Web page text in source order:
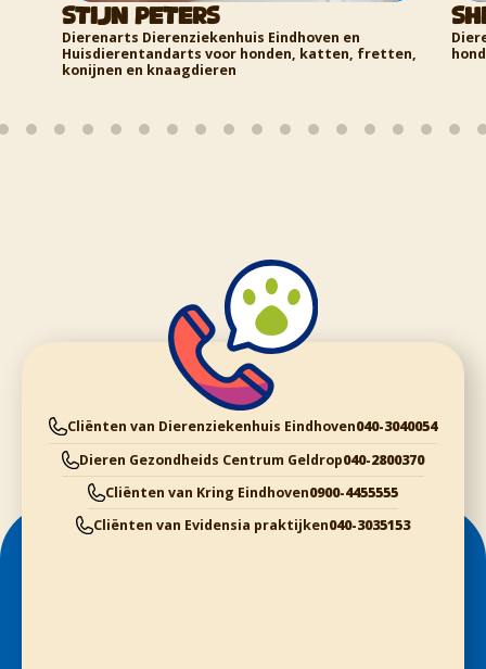
Stijn Peters
Dierenarts Dierenziekenhuis Eindhoven en
Huisdierentandarts voor honden, katten, fretten,
konijnen en knaagdieren
Cliënten van Dierenziekenhuis Eindhoven040-3040054
Dieren Gezondheids Centrum Geldrop040-2800370
Cliënten van Kring Eindhoven0900-4455555
Cliënten van Evidensia praktijken040-3035153